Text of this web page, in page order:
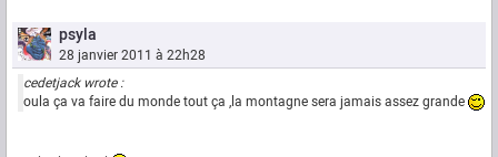
psyla
28 janvier 2011 à 22h28
cedetjack wrote :
oula ça va faire du monde tout ça ,la montagne sera jamais assez grande